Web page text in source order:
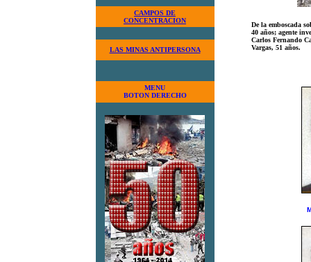
CAMPOS DE
CONCENTRACION
LAS MINAS ANTIPERSONA
MENU
BOTON DERECHO
De la emboscada
40 años; agente
Carlos Fernando
Vargas, 51 años.